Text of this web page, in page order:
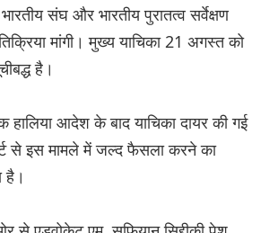
संघ और भारतीय पुरातत्व सर्वेक्षण
मांगी। मुख्य याचिका 21 अगस्त को
है।
हालिया आदेश के बाद याचिका दायर की गई
से इस मामले में जल्द फैसला करने का
है।